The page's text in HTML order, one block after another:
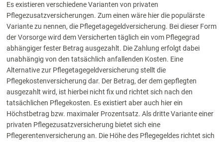
Es existieren verschiedene Varianten von privaten
Pflegezusatzversicherungen. Zum einen wäre hier die populärste
Variante zu nennen, die Pflegetagegeldversicherung. Bei dieser Form
der Vorsorge wird dem Versicherten täglich ein vom Pflegegrad
abhängiger fester Betrag ausgezahlt. Die Zahlung erfolgt dabei
unabhängig von den tatsächlich anfallenden Kosten. Eine
Alternative zur Pflegetagegeldversicherung stellt die
Pflegekostenversicherung dar. Der Betrag, der dem gepflegten
ausgezahlt wird, ist hierbei nicht fix und richtet sich nach den
tatsächlichen Pflegekosten. Es existiert aber auch hier ein
Höchstbetrag bzw. maximaler Prozentsatz. Als dritte Variante einer
privaten Pflegezusatzversicherung bietet sich eine
Pflegerentenversicherung an. Die Höhe des Pflegegeldes richtet sich